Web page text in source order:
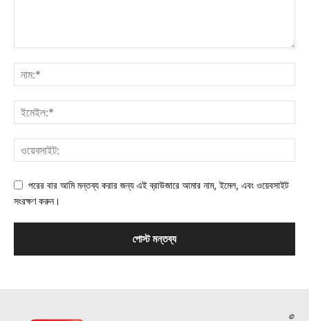
পরের বার আমি মন্তব্য করার জন্য এই ব্রাউজারে আমার নাম, ইমেল, এবং ওয়েবসাইট
সংরক্ষণ করুন।
©